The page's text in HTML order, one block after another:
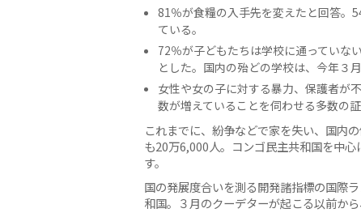
81％が食糧の入手先を変えたと回答。
ている。
72％が子どもたちは学校に通っていな
とした。国内の殆どの学校は、今年３
女性や女の子に対する暴力、保護者が
数が増えていることを伺わせる多数の証
これまでに、紛争などで家を失い、国内
も20万6,000人。コンゴ民主共和国を中
す。
国の発展度合いを測る開発諸指標の国際
和国。３月のクーデターが起こる以前か